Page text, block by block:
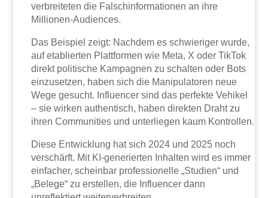
verbreiteten die Falschinformationen an ihre
Millionen-Audiences.
Das Beispiel zeigt: Nachdem es schwieriger wurde,
auf etablierten Plattformen wie Meta, X oder TikTok
direkt politische Kampagnen zu schalten oder Bots
einzusetzen, haben sich die Manipulatoren neue
Wege gesucht. Influencer sind das perfekte Vehikel
– sie wirken authentisch, haben direkten Draht zu
ihren Communities und unterliegen kaum Kontrollen.
Diese Entwicklung hat sich 2024 und 2025 noch
verschärft. Mit KI-generierten Inhalten wird es immer
einfacher, scheinbar professionelle „Studien“ und
„Belege“ zu erstellen, die Influencer dann